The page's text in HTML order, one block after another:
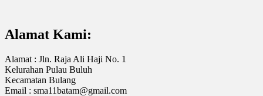
Alamat Kami:
Alamat : Jln. Raja Ali Haji No. 1
Kelurahan Pulau Buluh
Kecamatan Bulang
Email : sma11batam@gmail.com